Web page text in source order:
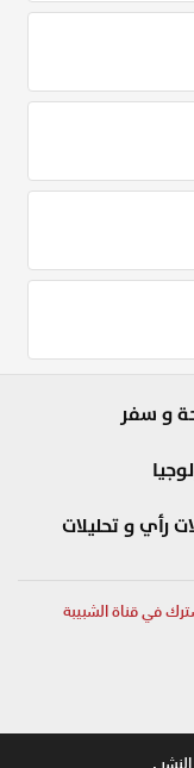
و سفر
رأي و تحليلات
في قناة الشبيبة